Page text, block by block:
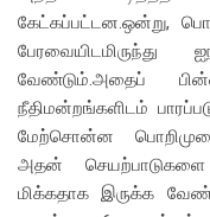
கேட்கப்பட்டன.ஒன்று,
வேண்டும்.அதைப்
நீதிமன்றங்களிடம்
மேற்சொன்ன
அதன் செயற்பாடுகளை
மிக்கதாக இருக்க